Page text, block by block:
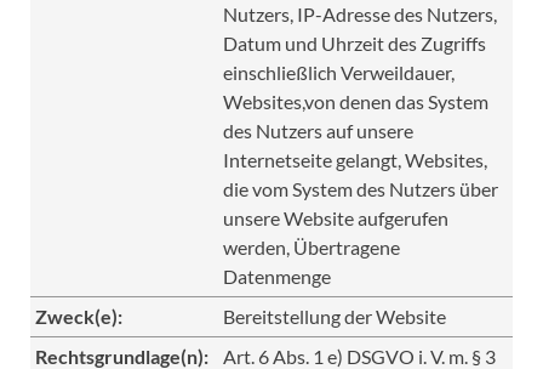
Nutzers, IP-Adresse des Nutzers,
Datum und Uhrzeit des Zugriffs
einschließlich Verweildauer,
Websites,von denen das System
des Nutzers auf unsere
Internetseite gelangt, Websites,
die vom System des Nutzers über
unsere Website aufgerufen
werden, Übertragene
Datenmenge
Zweck(e):
Bereitstellung der Website
Rechtsgrundlage(n):
Art. 6 Abs. 1 e) DSGVO i. V. m. § 3